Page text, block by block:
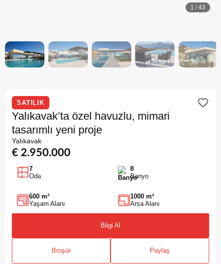
1 /43
SATILIK
Yalıkavak’ta özel havuzlu, mimari
tasarımlı yeni proje
Yalıkavak
€ 2.950.000
7
Oda
8
Banyo
600 m²
Yaşam Alanı
1000 m²
Arsa Alanı
Bilgi Al
Broşür Paylaş